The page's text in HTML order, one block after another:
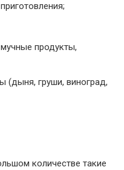
продукты,
(дыня, груши, виноград,
количестве такие